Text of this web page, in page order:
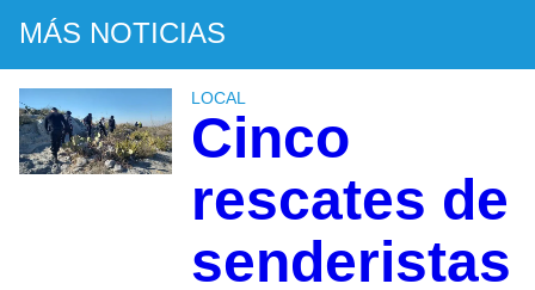
MÁS NOTICIAS
LOCAL
Cinco
rescates de
senderistas